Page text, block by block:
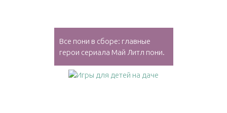
Все пони в сборе: главные
герои сериала Май Литл пони.